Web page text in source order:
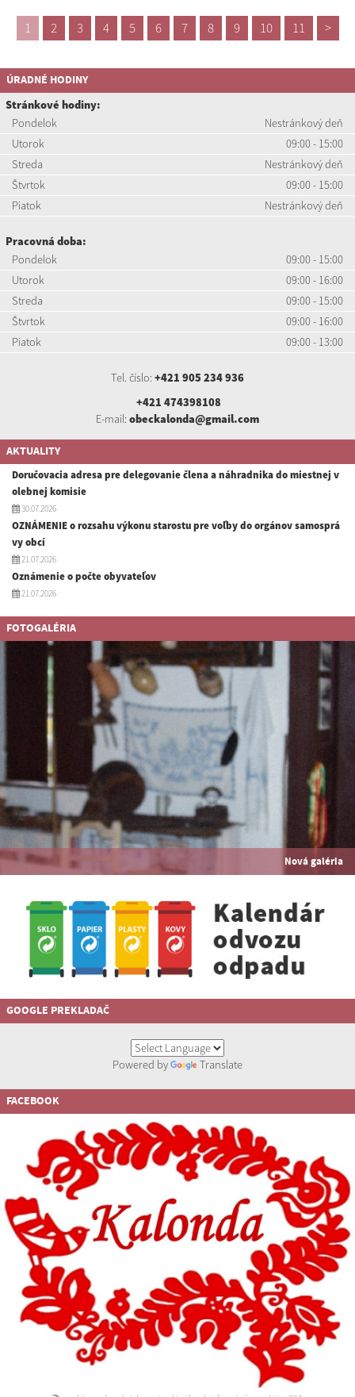
1 2 3 4 5 6 7 8 9 10 11 >
ÚRADNÉ HODINY
Stránkové hodiny:
Pondelok
Nestránkový deň
Utorok
09:00 - 15:00
Streda
Nestránkový deň
Štvrtok
09:00 - 15:00
Piatok
Nestránkový deň
Pracovná doba:
Pondelok
09:00 - 15:00
Utorok
09:00 - 16:00
Streda
09:00 - 15:00
Štvrtok
09:00 - 16:00
Piatok
09:00 - 13:00
Tel. číslo: +421 905 234 936
+421 474398108
E-mail: obeckalonda@gmail.com
AKTUALITY
Doručovacia adresa pre delegovanie člena a náhradnika do miestnej v
olebnej komisie
30.07.2026
OZNÁMENIE o rozsahu výkonu starostu pre voľby do orgánov samosprá
vy obcí
21.07.2026
Oznámenie o počte obyvateľov
21.07.2026
FOTOGALÉRIA
Nová galéria
GOOGLE PREKLADAČ
Powered by Translate
FACEBOOK